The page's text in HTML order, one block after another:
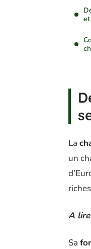
La
un
A
Sa